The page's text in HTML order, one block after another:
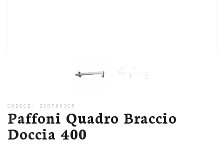
CODICE: ZSOF063CR
Paffoni Quadro Braccio
Doccia 400